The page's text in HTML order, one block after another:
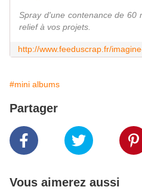
Spray d'une contenance de 60
relief à vos projets.
http://www.feeduscrap.fr/
#mini albums
Partager
Vous aimerez aussi